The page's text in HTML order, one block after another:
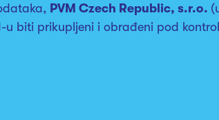
PVM Czech Republic, s.r.o.
biti prikupljeni i obrađeni pod